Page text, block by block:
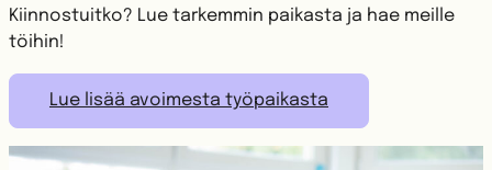
Kiinnostuitko? Lue tarkemmin paikasta ja hae meille
töihin!
Lue lisää avoimesta työpaikasta